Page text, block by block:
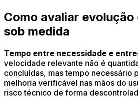
Como avaliar
sob medida
Tempo entre necessidade e
velocidade relevante não é
concluídas, mas tempo necessário
melhoria verificável nas mãos do
risco técnico de forma